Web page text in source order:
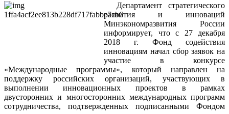
Департамент стратегического
развития и инноваций
Минэкономразвития России
информирует, что с 27 декабря
2018 г. Фонд содействия
инновациям начал сбор заявок на
участие в конкурсе
«Международные программы», который направлен на
поддержку российских организаций, участвующих в
выполнении инновационных проектов в рамках
двусторонних и многосторонних международных программ
сотрудничества, подтвержденных подписанными Фондом